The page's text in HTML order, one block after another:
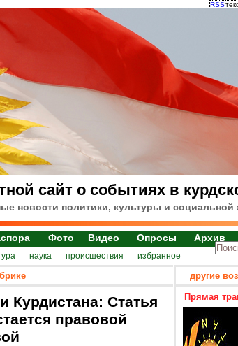
RSS
сайт о событиях в
новости политики, культуры и социальной
Фото Видео Опросы Архив
наука происшествия избранное
Курдистана: Статья
правовой
другие
Прямая